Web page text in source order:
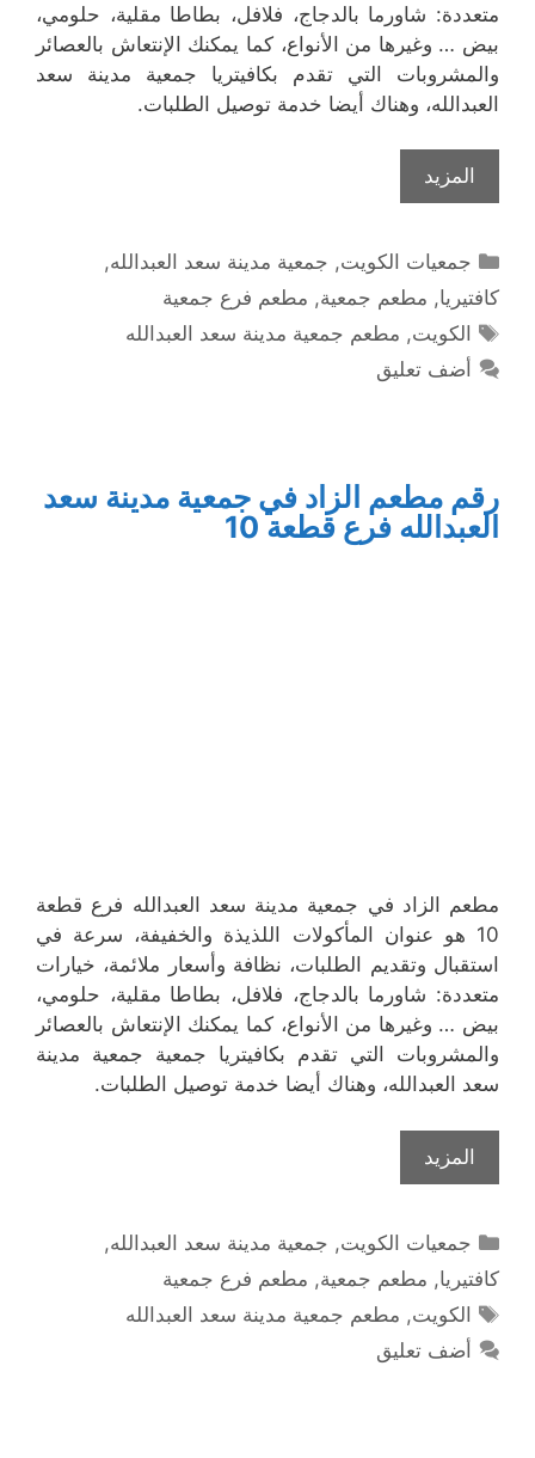
متعددة: شاورما بالدجاج، فلافل، بطاطا مقلية، حلومي،
بيض … وغيرها من الأنواع، كما يمكنك الإنتعاش بالعصائر
والمشروبات التي تقدم بكافيتريا جمعية مدينة سعد
العبدالله، وهناك أيضا خدمة توصيل الطلبات.
المزيد
التصنيفات
جمعيات الكويت, جمعية مدينة سعد العبدالله,
كافتيريا, مطعم جمعية, مطعم فرع جمعية
الوسوم
الكويت, مطعم جمعية مدينة سعد العبدالله
أضف تعليق
رقم مطعم الزاد في جمعية مدينة سعد
العبدالله فرع قطعة 10
مطعم الزاد في جمعية مدينة سعد العبدالله فرع قطعة
10 هو عنوان المأكولات اللذيذة والخفيفة، سرعة في
استقبال وتقديم الطلبات، نظافة وأسعار ملائمة، خيارات
متعددة: شاورما بالدجاج، فلافل، بطاطا مقلية، حلومي،
بيض … وغيرها من الأنواع، كما يمكنك الإنتعاش بالعصائر
والمشروبات التي تقدم بكافيتريا جمعية جمعية مدينة
سعد العبدالله، وهناك أيضا خدمة توصيل الطلبات.
المزيد
التصنيفات
جمعيات الكويت, جمعية مدينة سعد العبدالله,
كافتيريا, مطعم جمعية, مطعم فرع جمعية
الوسوم
الكويت, مطعم جمعية مدينة سعد العبدالله
أضف تعليق